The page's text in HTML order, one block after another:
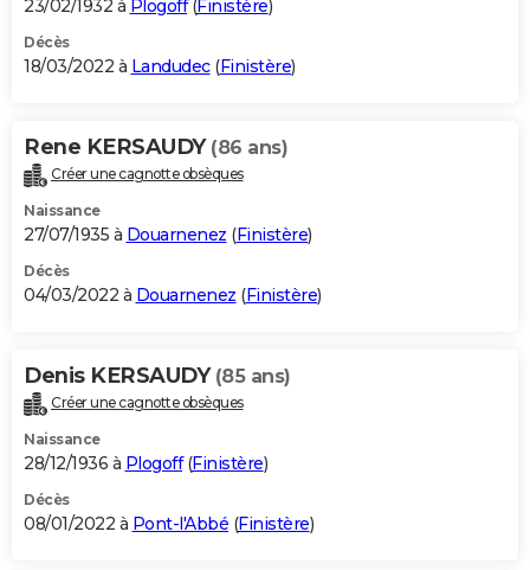
23/02/1932 à Plogoff(Finistère)
Décès
18/03/2022 à Landudec(Finistère)
Rene KERSAUDY (86 ans)
Créer une cagnotte obsèques
Naissance
27/07/1935 à Douarnenez (Finistère)
Décès
04/03/2022 à Douarnenez (Finistère)
Denis KERSAUDY (85 ans)
Créer une cagnotte obsèques
Naissance
28/12/1936 à Plogoff(Finistère)
Décès
08/01/2022 à Pont-l'Abbé (Finistère)